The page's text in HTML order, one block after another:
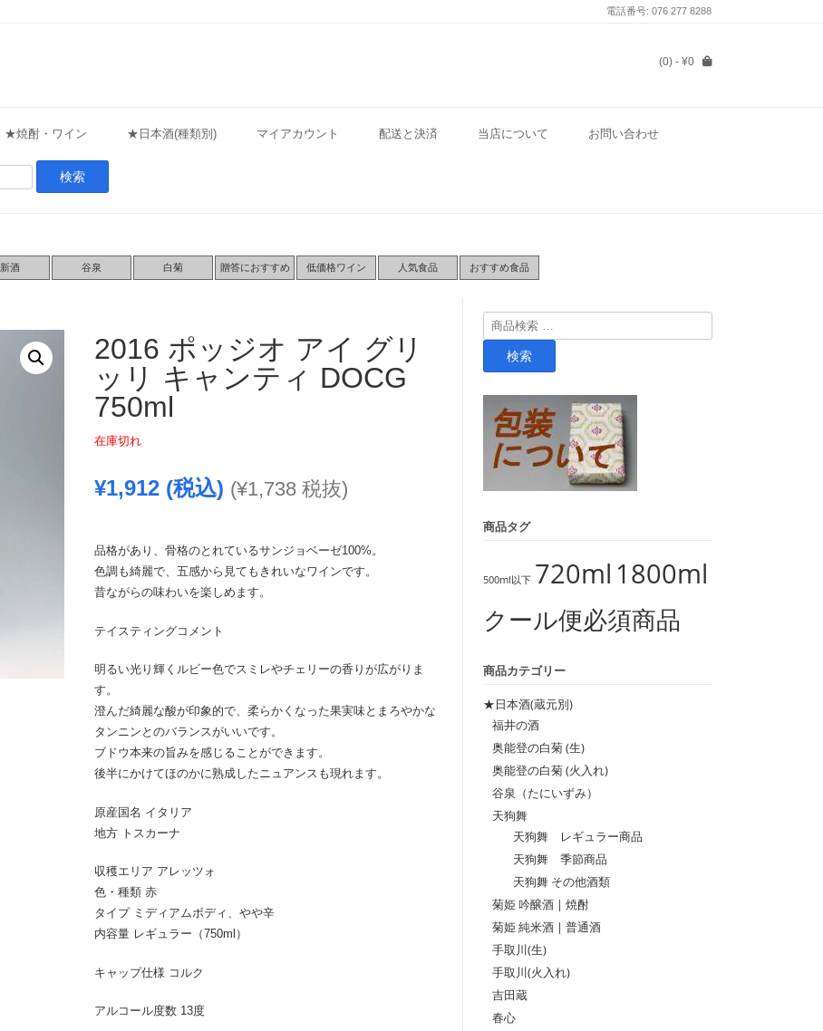
電話番号: 076 277 8288
(0) - ¥0
★焼酎・ワイン ★日本酒(種類別) マイアカウント 配送と決済 当店について お問い合わせ
新酒 谷泉 白菊 贈答におすすめ 低価格ワイン 人気食品 おすすめ食品
2016 ポッジオ アイ グリ
ッリ キャンティ DOCG
750ml
在庫切れ
¥1,912(税込) (¥1,738税抜)
品格があり、骨格のとれているサンジョベーゼ100%。
色調も綺麗で、五感から見てもきれいなワインです。
昔ながらの味わいを楽しめます。
テイスティングコメント
明るい光り輝くルビー色でスミレやチェリーの香りが広がりま
す。
澄んだ綺麗な酸が印象的で、柔らかくなった果実味とまろやかな
タンニンとのバランスがいいです。
ブドウ本来の旨みを感じることができます。
後半にかけてほのかに熟成したニュアンスも現れます。
原産国名 イタリア
地方 トスカーナ
収穫エリア アレッツォ
色・種類 赤
タイプ ミディアムボディ、やや辛
内容量 レギュラー（750ml）
キャップ仕様 コルク
アルコール度数 13度
検
索
検索
商品タグ
500ml以下 720ml 1800ml
クール便必須商品
商品カテゴリー
★日本酒(蔵元別)
福井の酒
奥能登の白菊 (生)
奥能登の白菊 (火入れ)
谷泉（たにいずみ）
天狗舞
天狗舞 レギュラー商品
天狗舞 季節商品
天狗舞 その他酒類
菊姫 吟醸酒 | 焼酎
菊姫 純米酒 | 普通酒
手取川(生)
手取川(火入れ)
吉田蔵
春心